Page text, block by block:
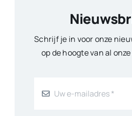
Schrijf je in voor onze
op de hoogte van al